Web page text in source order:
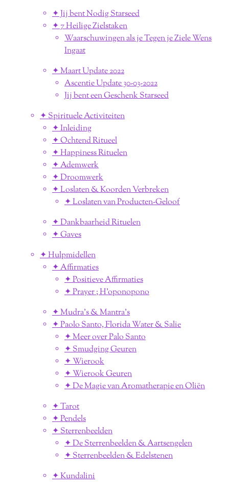
✦ Jij bent Nodig Starseed
✦ 7 Heilige Zielstaken
Waarschuwingen als je Tegen je Ziele Wens
Ingaat
✦ Maart Update 2022
Ascentie Update 30-03-2022
Jij bent een Geschenk Starseed
✦ Spirituele Activiteiten
✦ Inleiding
✦ Ochtend Ritueel
✦ Happiness Rituelen
✦ Ademwerk
✦ Droomwerk
✦ Loslaten & Koorden Verbreken
✦ Loslaten van Producten-Geloof
✦ Dankbaarheid Rituelen
✦ Gaves
✦ Hulpmidellen
✦ Affirmaties
✦ Positieve Affirmaties
✦ Prayer ; H'oponopono
✦ Mudra's & Mantra's
✦ Paolo Santo, Florida Water & Salie
✦ Meer over Palo Santo
✦ Smudging Geuren
✦ Wierook
✦ Wierook Geuren
✦ De Magie van Aromatherapie en Oliën
✦ Tarot
✦ Pendels
✦ Sterrenbeelden
✦ De Sterrenbeelden & Aartsengelen
✦ Sterrenbeelden & Edelstenen
✦ Kundalini